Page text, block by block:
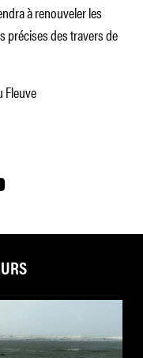
à renouveler les
précises des travers de
Fleuve